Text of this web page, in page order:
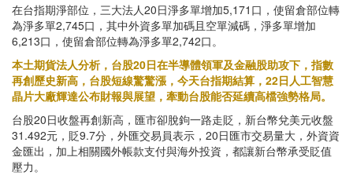
在台指期淨部位，三大法人20日淨多單增加5,171口，使留倉部位轉
為淨多單2,745口，其中外資多單加碼且空單減碼，淨多單增加
6,213口，使留倉部位轉為淨多單2,742口。
本土期貨法人分析，台股20日在半導體領軍及金融股助攻下，指數
再創歷史新高，台股短線驚驚漲，今天台指期結算，22日人工智慧
晶片大廠輝達公布財報與展望，牽動台股能否延續高檔強勢格局。
台股20日收盤再創新高，匯市卻脫鉤一路走貶，新台幣兌美元收盤
31.492元，貶9.7分，外匯交易員表示，20日匯市交易量大，外資資
金匯出，加上相關國外帳款支付與海外投資，都讓新台幣承受貶值
壓力。